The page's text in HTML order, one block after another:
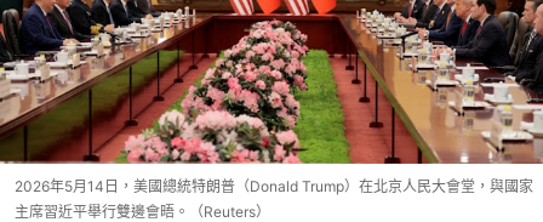
2026年5月14日，美國總統特朗普（Donald Trump）在北京人民大會堂，與國家
主席習近平舉行雙邊會晤。（Reuters）